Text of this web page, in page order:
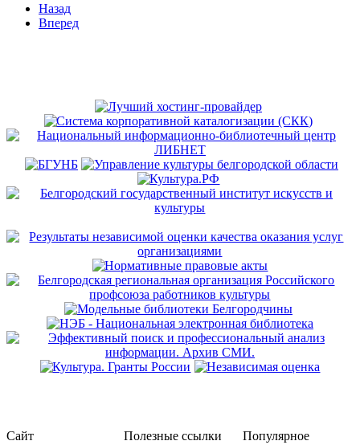
Назад
Вперед
Сайт Полезные ссылки Популярное